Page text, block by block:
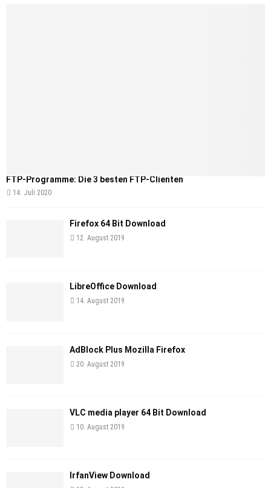
FTP-Programme: Die 3 besten FTP-Clienten
14. Juli 2020
Firefox 64 Bit Download
12. August 2019
LibreOffice Download
14. August 2019
AdBlock Plus Mozilla Firefox
20. August 2019
VLC media player 64 Bit Download
10. August 2019
IrfanView Download